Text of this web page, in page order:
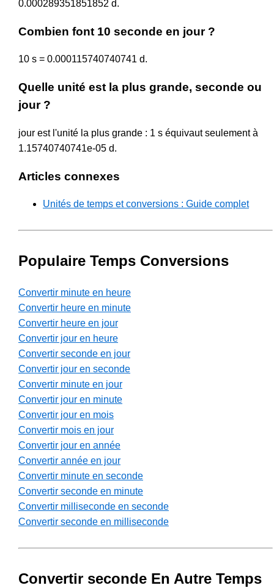
0.000289351851852 d.
Combien font 10 seconde en jour ?
10 s = 0.000115740740741 d.
Quelle unité est la plus grande, seconde ou
jour ?
jour est l'unité la plus grande : 1 s équivaut seulement à
1.15740740741e-05 d.
Articles connexes
Unités de temps et conversions : Guide complet
Populaire Temps Conversions
Convertir minute en heure
Convertir heure en minute
Convertir heure en jour
Convertir jour en heure
Convertir seconde en jour
Convertir jour en seconde
Convertir minute en jour
Convertir jour en minute
Convertir jour en mois
Convertir mois en jour
Convertir jour en année
Convertir année en jour
Convertir minute en seconde
Convertir seconde en minute
Convertir milliseconde en seconde
Convertir seconde en milliseconde
Convertir seconde En Autre Temps